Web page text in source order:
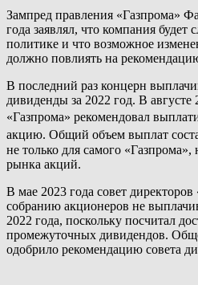
Зампред правления «Газпрома»
года заявлял, что компания будет
политике и что возможное
должно повлиять на
В последний раз концерн
дивиденды за 2022 год. В августе
«Газпрома» рекомендовал
акцию. Общий объем выплат
не только для самого «Газпрома»,
рынка акций.
В мае 2023 года совет
собранию акционеров не
2022 года, поскольку посчитал
промежуточных дивидендов.
одобрило рекомендацию совета